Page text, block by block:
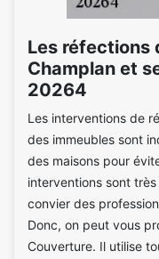
Les réfections
Champlan et
20264
Les interventions de
des immeubles sont
des maisons pour
interventions sont
convier des
Donc, on peut vous
Couverture. Il utilise